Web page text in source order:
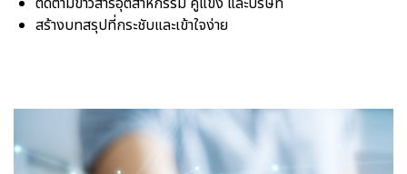
สร้างบทสรุปที่กระชับและเข้าใจง่าย